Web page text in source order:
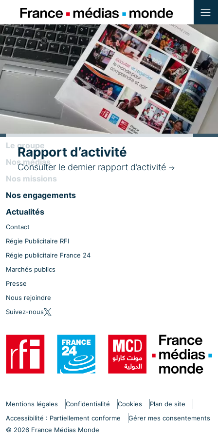
Menu
Contenu
Pied de page
Rapport d’activité
Consulter le dernier rapport d’activité
Le groupe
Nos médias
Nos missions
Nos engagements
Actualités
Contact
Régie Publicitaire RFI
Régie publicitaire France 24
Marchés publics
Presse
Nous rejoindre
Suivez-nous
Mentions légales Confidentialité Cookies
Plan de site
Accessibilité : Partiellement conforme
Gérer mes consentements
© 2026 France Médias Monde